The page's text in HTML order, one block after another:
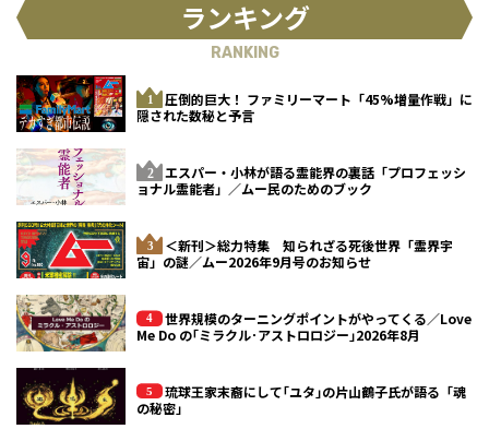
ランキング
RANKING
圧倒的巨大！ ファミリーマート「45%増量作戦」に
隠された数秘と予言
エスパー・小林が語る霊能界の裏話「プロフェッシ
ョナル霊能者」／ムー民のためのブック
＜新刊＞総力特集 知られざる死後世界「霊界宇
宙」の謎／ムー2026年9月号のお知らせ
世界規模のターニングポイントがやってくる／Love
Me Do の｢ミラクル･アストロロジー｣2026年8月
琉球王家末裔にして｢ユタ｣の片山鶴子氏が語る「魂
の秘密」